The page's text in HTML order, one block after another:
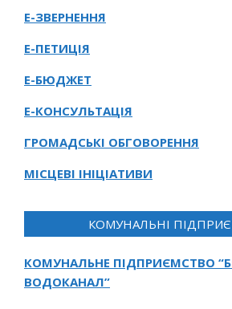
Е-ЗВЕРНЕННЯ
Е-ПЕТИЦІЯ
Е-БЮДЖЕТ
Е-КОНСУЛЬТАЦІЯ
ГРОМАДСЬКІ ОБГОВОРЕННЯ
МІСЦЕВІ ІНІЦІАТИВИ
КОМУНАЛЬНІ
КОМУНАЛЬНЕ ПІДПРИЄМСТВО
ВОДОКАНАЛ”